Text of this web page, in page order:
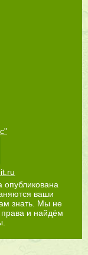
ваши
знать. Мы не
и найдём